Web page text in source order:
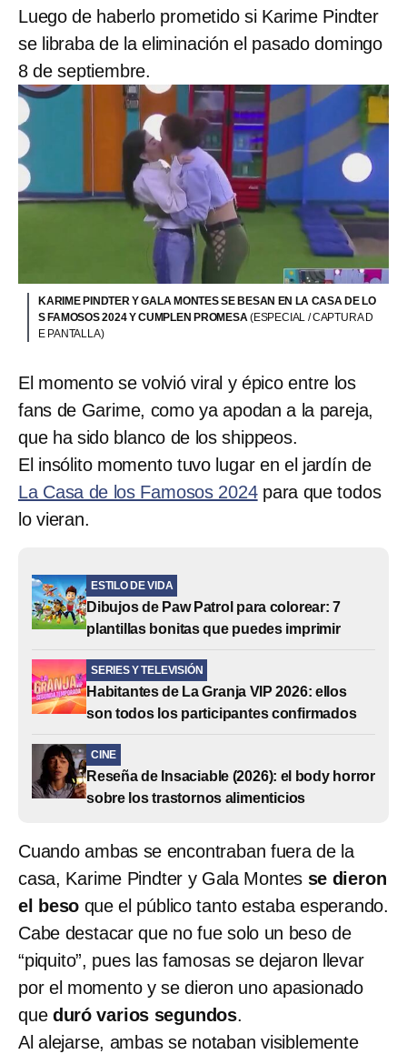
Luego de haberlo prometido si Karime Pindter
se libraba de la eliminación el pasado domingo
8 de septiembre.
KARIME PINDTER Y GALA MONTES SE BESAN EN LA CASA DE LO
S FAMOSOS 2024 Y CUMPLEN PROMESA(ESPECIAL / CAPTURA D
E PANTALLA)
El momento se volvió viral y épico entre los
fans de Garime, como ya apodan a la pareja,
que ha sido blanco de los shippeos.
El insólito momento tuvo lugar en el jardín de
La Casa de los Famosos 2024para que todos
lo vieran.
ESTILO DE VIDA
Dibujos de Paw Patrol para colorear: 7
plantillas bonitas que puedes imprimir
SERIES Y TELEVISIÓN
Habitantes de La Granja VIP 2026: ellos
son todos los participantes confirmados
CINE
Reseña de Insaciable (2026): el body horror
sobre los trastornos alimenticios
Cuando ambas se encontraban fuera de la
casa, Karime Pindter y Gala Montes se dieron
el beso que el público tanto estaba esperando.
Cabe destacar que no fue solo un beso de
“piquito”, pues las famosas se dejaron llevar
por el momento y se dieron uno apasionado
que duró varios segundos.
Al alejarse, ambas se notaban visiblemente